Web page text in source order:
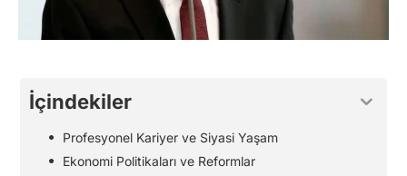
İçindekiler
Profesyonel Kariyer ve Siyasi Yaşam
Ekonomi Politikaları ve Reformlar